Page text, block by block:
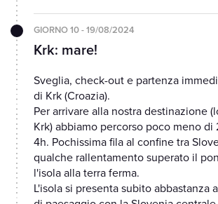
GIORNO 10 - 19/08/2024
Krk: mare!
Sveglia, check-out e partenza
di Krk (Croazia).
Per arrivare alla nostra destinazione
Krk) abbiamo percorso poco meno
4h. Pochissima fila al confine tra
qualche rallentamento superato il
l'isola alla terra ferma.
L'isola si presenta subito abbastanza